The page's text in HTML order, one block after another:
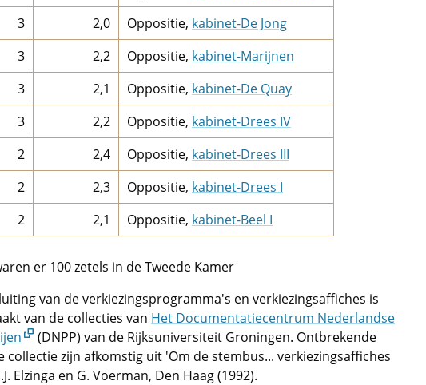
3 2,0 Oppositie, kabinet-De Jong
3 2,2 Oppositie, kabinet-Marijnen
3 2,1 Oppositie, kabinet-De Quay
3 2,2 Oppositie, kabinet-Drees IV
2 2,4 Oppositie, kabinet-Drees III
2 2,3 Oppositie, kabinet-Drees I
2 2,1 Oppositie, kabinet-Beel I
er 100 zetels in de Tweede Kamer
van de verkiezingsprogramma's en verkiezingsaffiches is
van de collecties van Het Documentatiecentrum Nederlandse
(DNPP) van de Rijksuniversiteit Groningen. Ontbrekende
collectie zijn afkomstig uit 'Om de stembus... verkiezingsaffiches
Elzinga en G. Voerman, Den Haag (1992).